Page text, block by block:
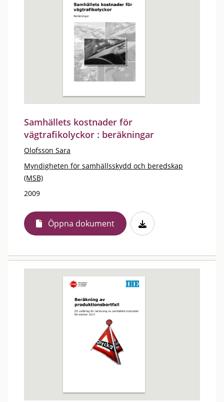
Samhällets kostnader för
vägtrafikolyckor : beräkningar
Olofsson Sara
Myndigheten för samhällsskydd och beredskap
(MSB)
2009
Öppna dokument